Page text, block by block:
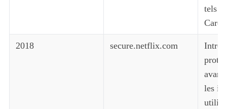
tels
2018 secure.netflix.com
les